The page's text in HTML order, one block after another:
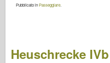
Pubblicato inPasseggiare
Heuschrecke